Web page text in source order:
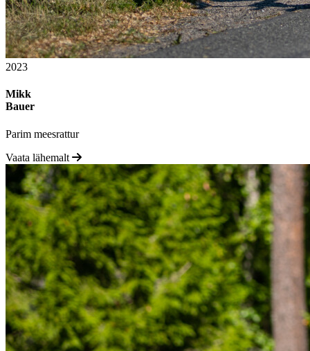
2023
Mikk
Bauer
Parim meesrattur
Vaata lähemalt